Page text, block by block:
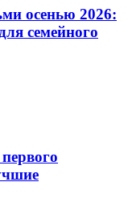
осенью 2026:
семейного